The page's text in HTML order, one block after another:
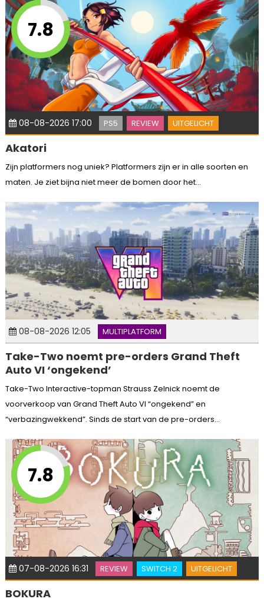
7.8
08-08-2026 17:00 PS5 REVIEW UITGELICHT
Akatori
Zijn platformers nog uniek? Platformers zijn er in alle soorten en
maten. Je ziet bijna niet meer de bomen door het...
08-08-2026 12:05 MULTIPLATFORM
Take-Two noemt pre-orders Grand Theft
Auto VI ‘ongekend’
Take-Two Interactive-topman Strauss Zelnick noemt de
voorverkoop van Grand Theft Auto VI “ongekend” en
“verbazingwekkend”. Sinds de start van de pre-orders...
7.8
07-08-2026 16:31 REVIEW SWITCH 2 UITGELICHT
BOKURA